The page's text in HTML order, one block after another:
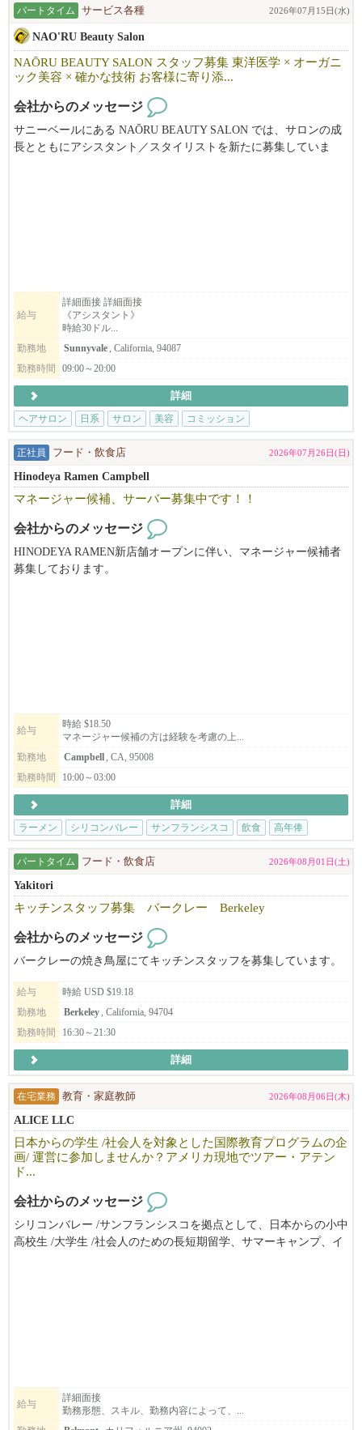
流行の最先端とも評される立地でも展開をしているから、
そんな社風や条件が揃っているから、
日本国内で活躍された後、当社に活躍の場を移し働き続けている
スタッフも多数！
◆◇不安を感じさせない店舗展開ペース！
202​5年も​3店舗の出店を実績と、2026年も​続々新店開店を予定して
い​ます！
活躍中！
◆◇ビザ取得に際し、経験ジャンルの部分での規定もあります為、
応募・面接時に詳細のお話しをさせていただければと思います
が、
ご自身の経験を活かせ、実践の中で新たな学びを感じられる職場
です！
味・食材を含めクオリティにこだわる店舗を展開中だから、
◆◇現在のスタッフについて
在籍スタッフは​約1000名の大人数を抱える当社では、日本人スタ
ッフも45以上活躍中！
海外での勤務自体が初挑戦の方も、新たな挑戦の場として選ばれ
る会社です。
━━━━━━━━━━━━━━━━━━━━
◆◇もっと我々を知りたい人には。
EK FOOD SERVICES
http://www.ekfoodservices.com/
Workstyle / アメリカでの働き方改革
http://www.ekfoodservices.com/workstyle/
Interview / インタビュー
http://www.ekfoodservices.com/interview/
バイリンガール Chikaさんとのコラボ
https://youtu.be/psfcZrf47sU
まるふくらぁめん
https://www.marufukuramen.com
うどん 麦蔵
https://www.mugizo-us.com
RAMEN IZAKAYA YUGEN
SHABUWAY
https://www.shabuway.com
━━━━━━━━━━━━━━━━━━━━━━━━━━━━━━
※米国での違法就労や観光ビザ等での就労は一切お受けしており
ません。
パートタイム サービス各種 2026年07月15日(水)
NAO'RU Beauty Salon
NAŌRU BEAUTY SALON スタッフ募集 東洋医学 × オーガニ
ック美容 × 確かな技術 お客様に寄り添...
会社からのメッセージ
サニーベールにある NAŌRU BEAUTY SALON では、サロンの成
長とともにアシスタント／スタイリストを新たに募集していま
・アシスタント
・ボディマッサージセラピスト（同時募集）
こんな方をお待ちしています
・美容師免許（日本または米国）をお持ちの方、または実務経験
のある方
・東洋医学や自然派美容に興味がある方
・一人ひとりのお客様と丁寧に向き合いたい方
※長期で働ける方を歓迎します。
NAŌRUで働く魅力
・時給$30〜（経験・能力により優遇）
・トップスタイリストMiki（中医学博士）から直接学べる環境
・東洋医学・筋膜・経絡理論を取り入れた、他にはない技術が身
につきます
Address: 1082 E El Camino Rl. #4, Sunnyvale, CA 94087
ビザサポートについて
長く働いてくださる方、スキルや姿勢がサロンとマッチした方に
は、Eビザサポートも検討可能です（条件あり）。
あなたの「好き」や「経験」を活かして、NAŌRUで、より深く、
ご応募を心よりお待ちしております。
給与
詳細面接 詳細面接
《アシスタント》
時給30ドル...
勤務地
Sunnyvale, California, 94087
勤務時間
09:00～20:00
詳細
ヘアサロン
日系 サロン 美容 コミッション
正社員 フード・飲食店 2026年07月26日(日)
Hinodeya Ramen Campbell
マネージャー候補、サーバー募集中です！！
会社からのメッセージ
HINODEYA RAMEN新店舗オープンに伴い、マネージャー候補者
募集しております。
給与
時給 $18.50
マネージャー候補の方は経験を考慮の上...
勤務地
Campbell, CA, 95008
勤務時間
10:00～03:00
詳細
ラーメン
シリコンバレー サンフランシスコ 飲食 高年俸
パートタイム フード・飲食店 2026年08月01日(土)
Yakitori
キッチンスタッフ募集 バークレー Berkeley
会社からのメッセージ
バークレーの焼き鳥屋にてキッチンスタッフを募集しています。
給与
時給 USD $19.18
勤務地
Berkeley, California, 94704
勤務時間
16:30～21:30
詳細
在宅業務 教育・家庭教師 2026年08月06日(木)
ALICE LLC
日本からの学生 /社会人を対象とした国際教育プログラムの企
画/ 運営に参加しませんか？アメリカ現地でツアー・アテン
ド...
会社からのメッセージ
シリコンバレー /サンフランシスコを拠点として、日本からの小中
高校生 /大学生 /社会人のための長短期留学、サマーキャンプ、イ
は在住経験のある方も歓迎、日本からでもリモートでお仕事して
頂けます。
給与
詳細面接
勤務形態、スキル、勤務内容によって、...